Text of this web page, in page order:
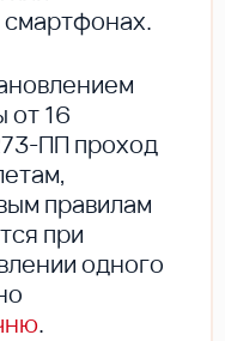
смартфонах.
от 16
ПП проход
правилам
при
одного
.